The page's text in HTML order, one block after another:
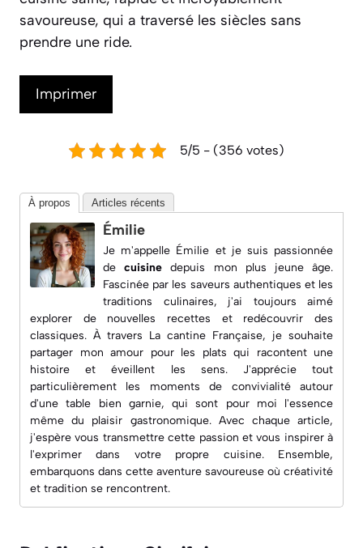
savoureuse, qui a traversé les siècles sans
prendre une ride.
Imprimer
5/5 - (356 votes)
À propos Articles récents
Émilie
Je m'appelle Émilie et je suis passionnée
decuisine depuis mon plus jeune âge.
Fascinée par les saveurs authentiques et les
traditions culinaires, j'ai toujours aimé
explorer de nouvelles recettes et redécouvrir des
classiques. À travers La cantine Française, je souhaite
partager mon amour pour les plats qui racontent une
histoire et éveillent les sens. J'apprécie tout
particulièrement les moments de convivialité autour
d'une table bien garnie, qui sont pour moi l'essence
même du plaisir gastronomique. Avec chaque article,
j'espère vous transmettre cette passion et vous inspirer à
l'exprimer dans votre propre cuisine. Ensemble,
embarquons dans cette aventure savoureuse où créativité
et tradition se rencontrent.